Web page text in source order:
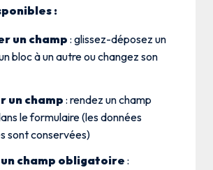
:
un champ : glissez-déposez un
bloc à un autre ou changez son
un champ : rendez un champ
le formulaire (les données
sont conservées)
champ obligatoire :